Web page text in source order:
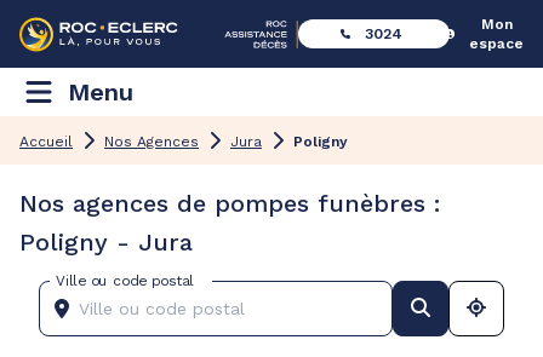
3024
Mon
espace
Menu
Accueil Nos Agences Jura Poligny
Nos agences de pompes funèbres :
Poligny - Jura
Ville ou code postal